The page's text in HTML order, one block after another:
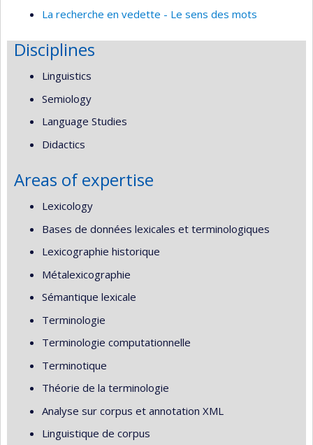
La recherche en vedette - Le sens des mots
Disciplines
Linguistics
Semiology
Language Studies
Didactics
Areas of expertise
Lexicology
Bases de données lexicales et terminologiques
Lexicographie historique
Métalexicographie
Sémantique lexicale
Terminologie
Terminologie computationnelle
Terminotique
Théorie de la terminologie
Analyse sur corpus et annotation XML
Linguistique de corpus